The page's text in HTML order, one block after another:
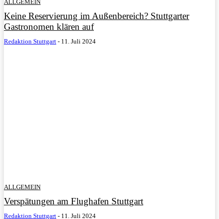
ALLGEMEIN
Keine Reservierung im Außenbereich? Stuttgarter
Gastronomen klären auf
Redaktion Stuttgart - 11. Juli 2024
ALLGEMEIN
Verspätungen am Flughafen Stuttgart
Redaktion Stuttgart - 11. Juli 2024